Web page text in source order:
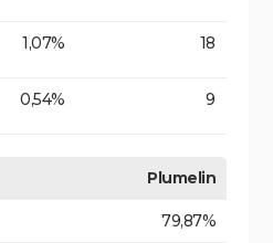
1,07% 18
0,54% 9
Plumelin
79,87%